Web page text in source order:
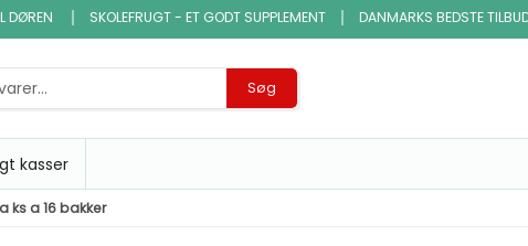
DØREN SKOLEFRUGT - ET GODT SUPPLEMENT DANMARKS BEDSTE
Søg
kasser
ks a 16 bakker